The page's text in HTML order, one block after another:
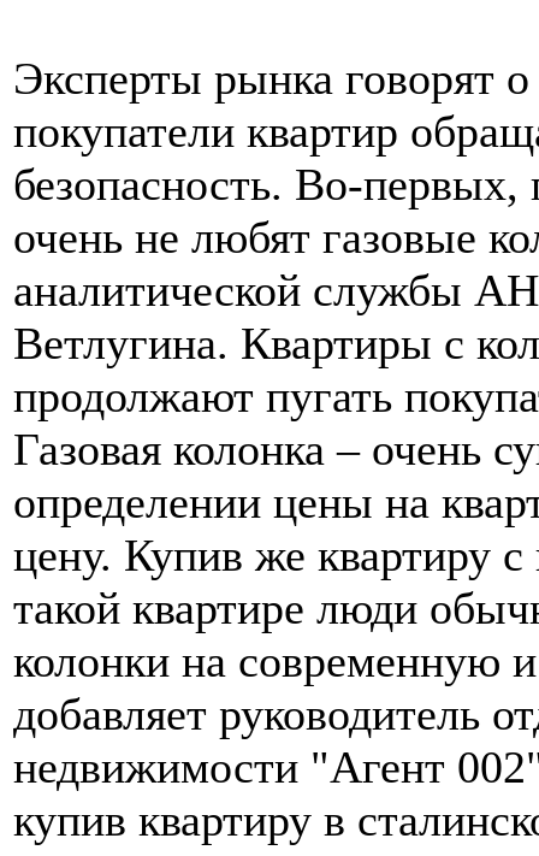
Эксперты рынка говорят
покупатели квартир
безопасность. Во-первых,
очень не любят газовые
аналитической службы
Ветлугина. Квартиры с
продолжают пугать
Газовая колонка – очень
определении цены на
цену. Купив же квартиру
такой квартире люди
колонки на современную
добавляет руководитель
недвижимости "Агент
купив квартиру в